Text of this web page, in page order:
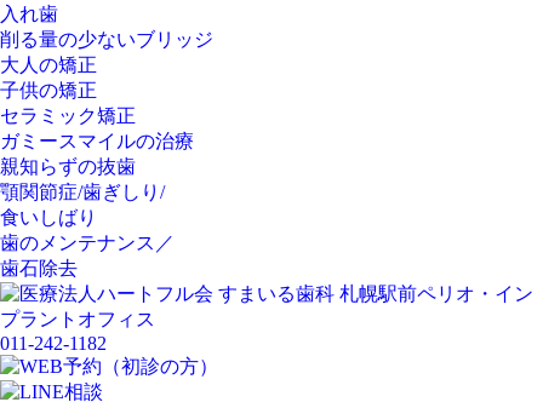
入れ歯
削る量の少ないブリッジ
大人の矯正
子供の矯正
セラミック矯正
ガミースマイルの治療
親知らずの抜歯
顎関節症/歯ぎしり/
食いしばり
歯のメンテナンス／
歯石除去
011-242-1182